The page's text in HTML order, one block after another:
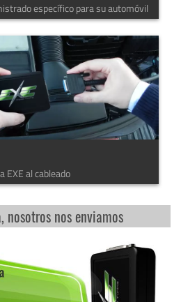
específico para su automóvil
EXE al cableado
nosotros nos enviamos